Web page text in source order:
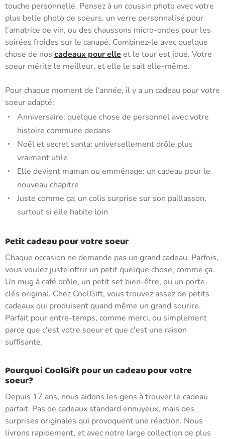
touche personnelle. Pensez à un coussin photo avec votre
plus belle photo de soeurs, un verre personnalisé pour
l'amatrice de vin, ou des chaussons micro-ondes pour les
soirées froides sur le canapé. Combinez-le avec quelque
chose de nos cadeaux pour elle et le tour est joué. Votre
soeur mérite le meilleur, et elle le sait elle-même.
Pour chaque moment de l'année, il y a un cadeau pour votre
soeur adapté:
Anniversaire: quelque chose de personnel avec votre
histoire commune dedans
Noël et secret santa: universellement drôle plus
vraiment utile
Elle devient maman ou emménage: un cadeau pour le
nouveau chapitre
Juste comme ça: un colis surprise sur son paillasson,
surtout si elle habite loin
Petit cadeau pour votre soeur
Chaque occasion ne demande pas un grand cadeau. Parfois,
vous voulez juste offrir un petit quelque chose, comme ça.
Un mug à café drôle, un petit set bien-être, ou un porte-
clés original. Chez CoolGift, vous trouvez assez de petits
cadeaux qui produisent quand même un grand sourire.
Parfait pour entre-temps, comme merci, ou simplement
parce que c'est votre soeur et que c'est une raison
suffisante.
Pourquoi CoolGift pour un cadeau pour votre
soeur?
Depuis 17 ans, nous aidons les gens à trouver le cadeau
parfait. Pas de cadeaux standard ennuyeux, mais des
surprises originales qui provoquent une réaction. Nous
livrons rapidement, et avec notre large collection de plus